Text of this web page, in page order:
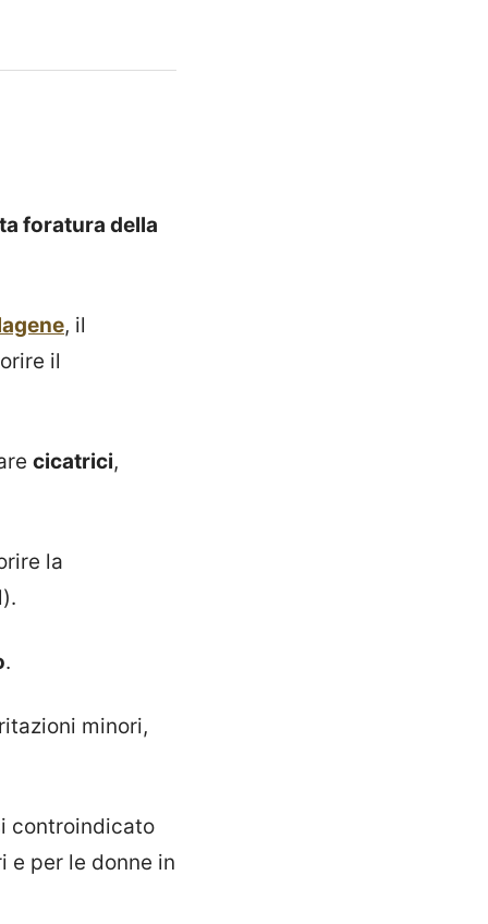
foratura della
, il
il
cicatrici,
la
.
minori,
controindicato
e per le donne in